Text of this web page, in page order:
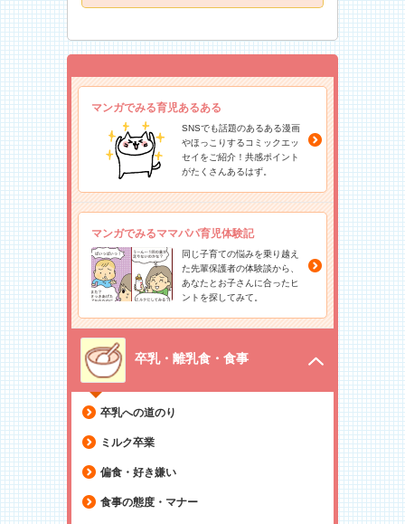
マンガでみる育児あるある
SNSでも話題のあるある漫画
やほっこりするコミックエッ
セイをご紹介！共感ポイント
がたくさんあるはず。
マンガでみるママパパ育児体験記
同じ子育ての悩みを乗り越え
た先輩保護者の体験談から、
あなたとお子さんに合ったヒ
ントを探してみて。
卒乳・離乳食・食事
卒乳への道のり
ミルク卒業
偏食・好き嫌い
食事の態度・マナー